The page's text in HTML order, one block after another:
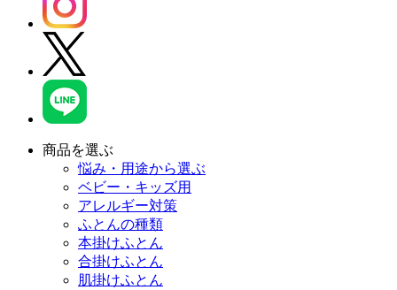
商品を選ぶ
悩み・用途から選ぶ
ベビー・キッズ用
アレルギー対策
ふとんの種類
本掛けふとん
合掛けふとん
肌掛けふとん